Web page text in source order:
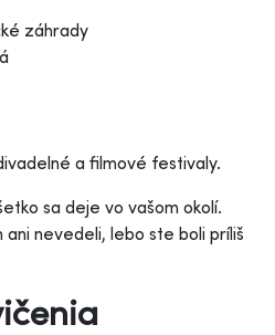
záhrady
a filmové festivaly.
sa deje vo vašom okolí.
nevedeli, lebo ste boli príliš